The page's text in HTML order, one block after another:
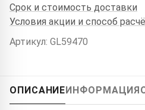
Срок и стоимость доставки
Условия акции и способ
Артикул: GL59470
ОПИСАНИЕИНФОРМАЦИЯ